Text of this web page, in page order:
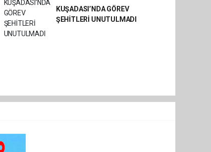
KUŞADASI’NDA GÖREV
ŞEHİTLERİ UNUTULMADI